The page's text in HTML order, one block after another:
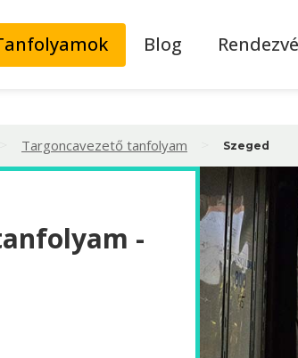
Blog
Targoncavezető tanfolyam Szeged
-